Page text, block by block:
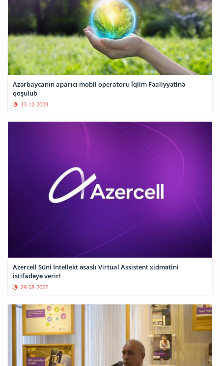
Azərbaycanın aparıcı mobil operatoru İqlim Fəaliyyətinə
qoşulub
13-12-2023
Azercell Süni İntellekt əsaslı Virtual Assistent xidmətini
istifadəyə verir!
29-08-2022